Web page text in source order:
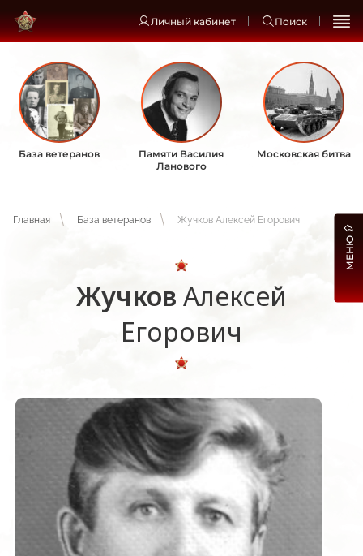
Личный кабинет Поиск
База ветеранов
Памяти Василия
Ланового
Московская битва
Главная База ветеранов Жучков Алексей Егорович
Жучков Алексей
Егорович
МЕНЮ